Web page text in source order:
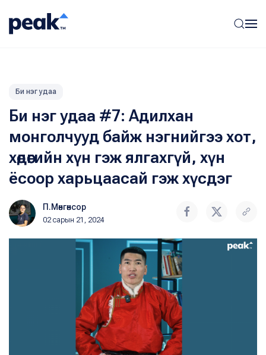
Би нэг удаа
Би нэг удаа #7: Адилхан
монголчууд байж нэгнийгээ хот,
хөдөөгийн хүн гэж ялгахгүй, хүн
ёсоор харьцаасай гэж хүсдэг
П.Мөнгөнсор
02 сарын 21, 2024